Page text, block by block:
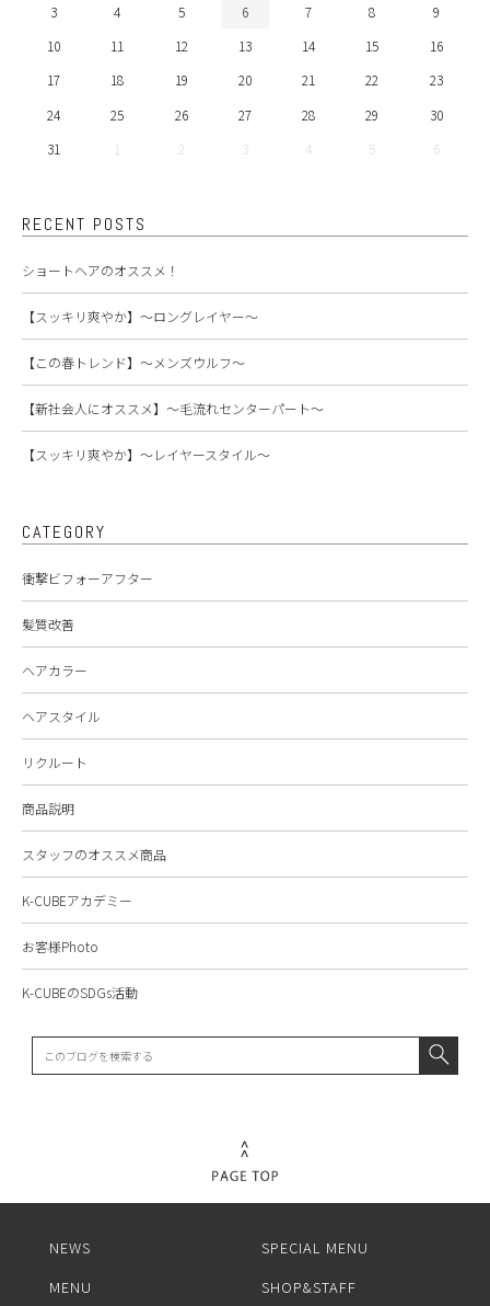
3
4 5 6 7 8
9
10
11 12 13 14 15
16
17
18 19 20 21 22
23
24
25 26 27 28 29
30
31
1 2 3 4 5 6
RECENT POSTS
ショートヘアのオススメ！
【スッキリ爽やか】～ロングレイヤー～
【この春トレンド】～メンズウルフ～
【新社会人にオススメ】～毛流れセンターパート～
【スッキリ爽やか】～レイヤースタイル～
CATEGORY
衝撃ビフォーアフター
髪質改善
ヘアカラー
ヘアスタイル
リクルート
商品説明
スタッフのオススメ商品
K-CUBEアカデミー
お客様Photo
K-CUBEのSDGs活動
NEWS
SPECIAL MENU
MENU
SHOP&STAFF